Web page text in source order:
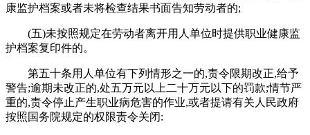
康监护档案或者未将检查结果书面告知劳动者的;
(五)未按照规定在劳动者离开用人单位时提供职业健康监
护档案复印件的。
第五十条用人单位有下列情形之一的,责令限期改正,给予
警告;逾期未改正的,处五万元以上二十万元以下的罚款;情节严
重的,责令停止产生职业病危害的作业,或者提请有关人民政府
按照国务院规定的权限责令关闭: